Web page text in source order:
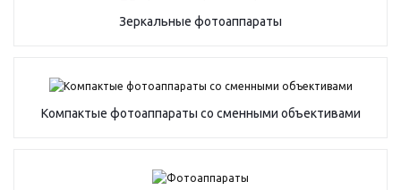
Зеркальные фотоаппараты
Компактые фотоаппараты со сменными объективами